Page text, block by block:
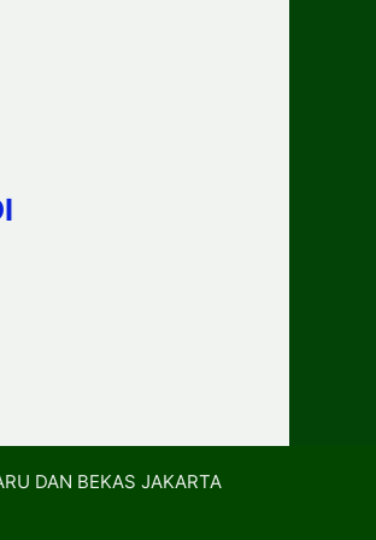
DAN BEKAS JAKARTA